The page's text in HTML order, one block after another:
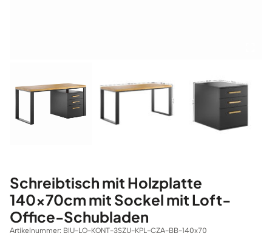
Schreibtisch mit Holzplatte
140x70cm mit Sockel mit Loft-
Office-Schubladen
Artikelnummer: BIU-LO-KONT-3SZU-KPL-CZA-BB-140x70